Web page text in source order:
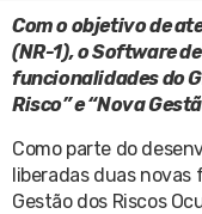
Com o objetivo de
(NR-1), o Software
funcionalidades do
Risco” e “Nova
Como parte do
liberadas duas novas
Gestão dos Riscos